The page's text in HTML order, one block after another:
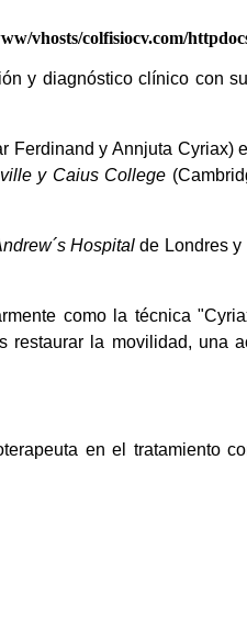
vhosts/colfisiocv.com/
y diagnóstico clínico con
Ferdinand y Annjuta Cyriax)
y Caius College
Hospitalde Londres y
como la técnica
restaurar la movilidad, una
en el tratamiento